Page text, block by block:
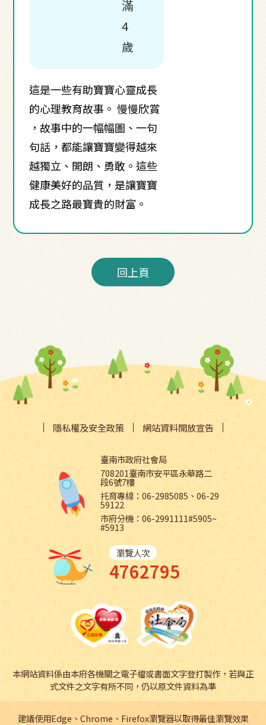
滿
4
歲
這是一些有助寶寶心靈成長
的心理教育故事。 慢慢欣賞
，故事中的一幅幅圖、一句
句話，都能讓寶寶變得越來
越獨立、開朗、勇敢。這些
健康美好的品質，是讓寶寶
成長之路最寶貴的財富。
回上頁
隱私權及安全政策 網站資料開放宣告
臺南市政府社會局
708201臺南市安平區永華路二
段6號7樓
托育專線：06-2985085、06-29
59122
市府分機：06-2991111#5905~
#5913
瀏覽人次
4762795
本網站資料係由本府各機關之電子檔或書面文字登打製作，若與正
式文件之文字有所不同，仍以原文件資料為準
建議使用Edge、Chrome、Firefox瀏覽器以取得最佳瀏覽效果